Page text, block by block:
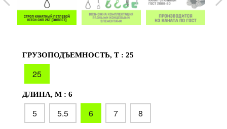
ГРУЗОПОДЪЕМНОСТЬ, Т : 25
25
ДЛИНА, М : 6
5 5.5 6 7 8